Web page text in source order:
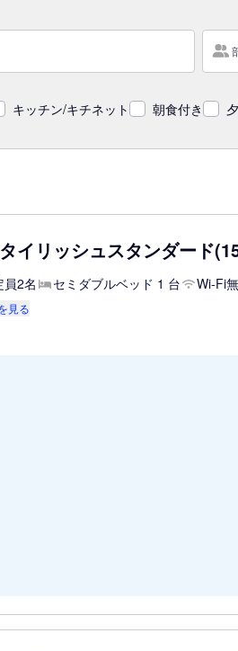
キッチン/キチネット 朝食付き
イリッシュスタンダード
員2名 セミダブルベッド 1 台 Wi-Fi
見る